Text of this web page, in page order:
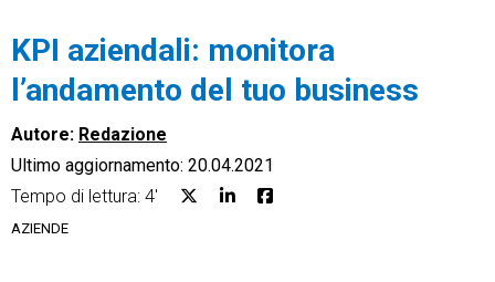
KPI aziendali: monitora
l’andamento del tuo business
Autore: Redazione
Ultimo aggiornamento: 20.04.2021
Tempo di lettura: 4'
AZIENDE